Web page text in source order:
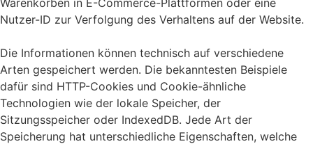
Nutzer-ID zur Verfolgung des Verhaltens auf der Website.
Die Informationen können technisch auf verschiedene
Arten gespeichert werden. Die bekanntesten Beispiele
dafür sind HTTP-Cookies und Cookie-ähnliche
Technologien wie der lokale Speicher, der
Sitzungsspeicher oder IndexedDB. Jede Art der
Speicherung hat unterschiedliche Eigenschaften, welche